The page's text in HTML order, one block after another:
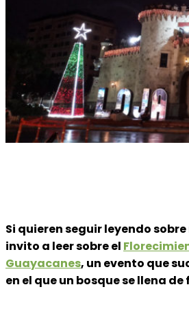
Si quieren seguir leyendo
invito a leer sobre el
Guayacanes, un evento que
en el que un bosque se llena